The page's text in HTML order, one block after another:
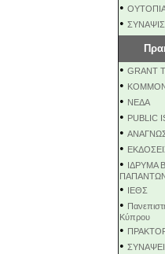
•
• ΣΥΝΑΨΙΣ
• GRANT
•
• NEΔΑ
• PUBLIC
•
•
• ΙΔΡΥΜΑ
• ΙΕΘΣ
•
Κύπρου
•
•